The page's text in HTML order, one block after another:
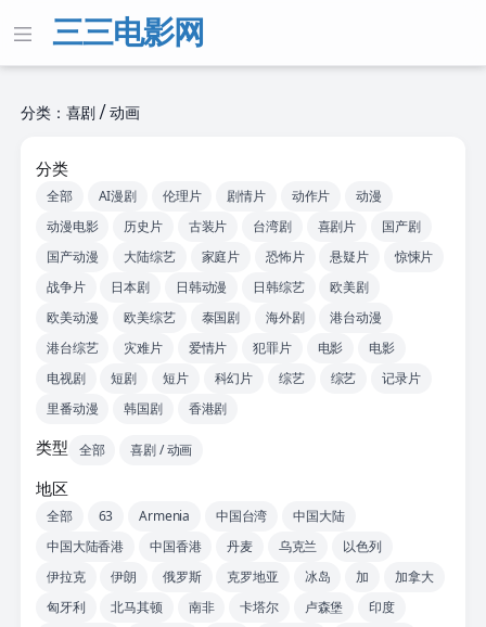
三三电影网
分类：喜剧 / 动画
分类
全部 AI漫剧 伦理片 剧情片 动作片
动漫
动漫电影
历史片 古装片 台湾剧 喜剧片
国产剧
国产动漫
大陆综艺 家庭片 恐怖片 悬疑片
惊悚片
战争片
日本剧 日韩动漫 日韩综艺
欧美剧
欧美动漫
欧美综艺 泰国剧 海外剧
港台动漫
港台综艺
灾难片 爱情片 犯罪片 电影
电影
电视剧
短剧 短片 科幻片 综艺 综艺
记录片
里番动漫
韩国剧 香港剧
类型 全部 喜剧 / 动画
地区
全部 63 Armenia 中国台湾
中国大陆
中国大陆香港
中国香港 丹麦 乌克兰
以色列
伊拉克
伊朗 俄罗斯 克罗地亚 冰岛 加
加拿大
匈牙利
北马其顿 南非 卡塔尔 卢森堡
印度